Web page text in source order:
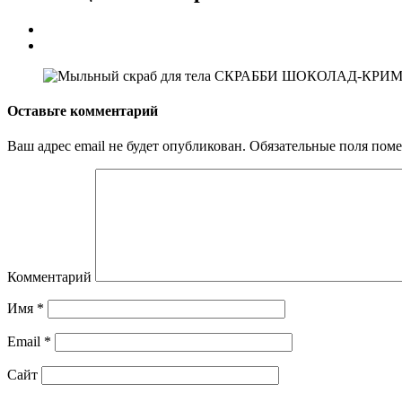
Оставьте комментарий
Ваш адрес email не будет опубликован. Обязательные поля
Комментарий
Имя *
Email *
Сайт